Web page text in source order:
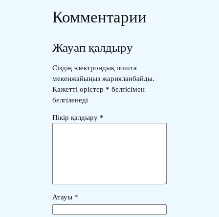
Комментарии
Жауап қалдыру
Сіздің электрондық пошта
мекенжайыңыз жарияланбайды.
Қажетті өрістер * белгісімен
белгіленеді
Пікір қалдыру *
Атауы *